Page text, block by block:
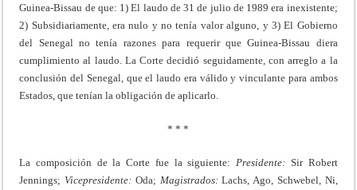
Guinea-Bissau de que: 1) El laudo de 31 de julio de 1989 era inexistente;
2) Subsidiariamente, era nulo y no tenía valor alguno, y 3) El Gobierno
del Senegal no tenía razones para requerir que Guinea-Bissau diera
cumplimiento al laudo. La Corte decidió seguidamente, con arreglo a la
conclusión del Senegal, que el laudo era válido y vinculante para ambos
Estados, que tenían la obligación de aplicarlo.
* * *
La composición de la Corte fue la siguiente: Presidente: Sir Robert
Jennings; Vicepresidente: Oda; Magistrados:Lachs, Ago, Schwebel, Ni,